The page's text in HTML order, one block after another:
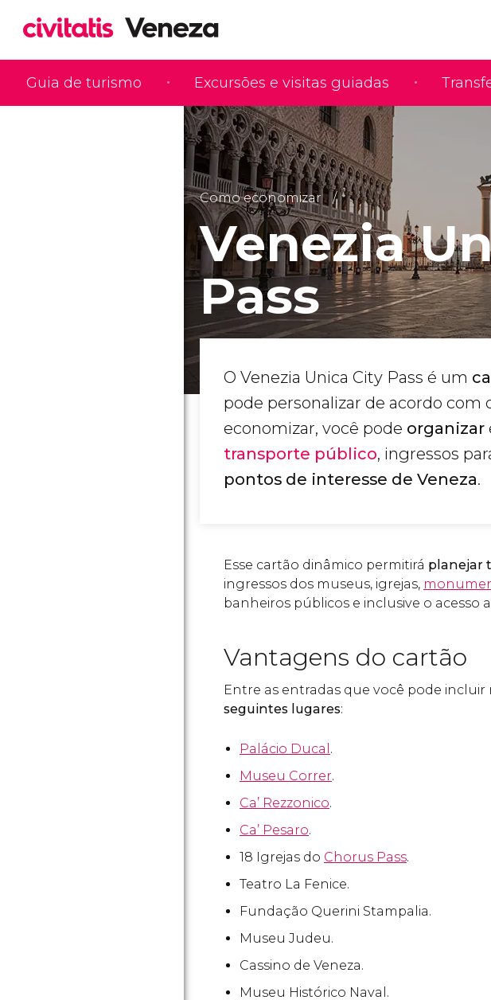
Guia de turismo Excursões e visitas guiadas
Como economizar
Venezia
Pass
O Venezia Unica City Pass é um
pode personalizar de acordo com
economizar, você pode organizar
transporte público, ingressos
pontos de interesse de Veneza.
Esse cartão dinâmico permitirá planejar
ingressos dos museus, igrejas,
banheiros públicos e inclusive o acesso
Vantagens do cartão
Entre as entradas que você pode incluir
seguintes lugares:
Palácio Ducal .
Museu Correr.
Ca’ Rezzonico.
Ca’ Pesaro.
18 Igrejas do Chorus Pass.
Teatro La Fenice.
Fundação Querini Stampalia.
Museu Judeu.
Cassino de Veneza.
Museu Histórico Naval.